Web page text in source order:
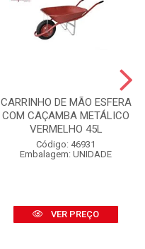
CARRINHO DE MÃO ESFERA
COM CAÇAMBA METÁLICO
VERMELHO 45L
Código: 46931
Embalagem: UNIDADE
VER PREÇO